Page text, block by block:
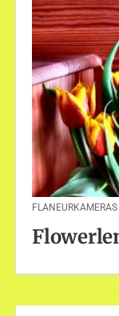
FLANEURKAMERAS